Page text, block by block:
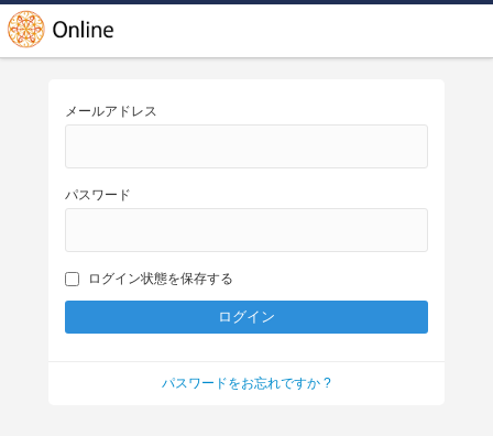
メールアドレス
パスワード
ログイン状態を保存する
パスワードをお忘れですか ?